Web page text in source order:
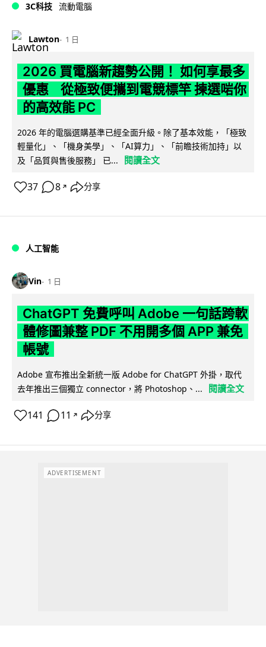
3C科技 流動電腦
Lawton 1 日
2026 買電腦新趨勢公開！ 如何享最多
優惠 從極致便攜到電競標竿 揀選啱你
的高效能 PC
2026 年的電腦選購基準已經全面升級。除了基本效能，「極致
輕量化」、「機身美學」、「AI算力」、「前瞻技術加持」以
及「品質與售後服務」 已...
閱讀全文
37 8 ↗ 分享
人工智能
Vin 1 日
ChatGPT 免費呼叫 Adobe 一句話跨軟
體修圖兼整 PDF 不用開多個 APP 兼免
帳號
Adobe 宣布推出全新統一版 Adobe for ChatGPT 外掛，取代
去年推出三個獨立 connector，將 Photoshop、...
閱讀全文
141 11 ↗ 分享
ADVERTISEMENT